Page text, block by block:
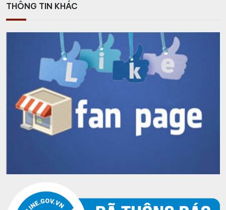
THÔNG TIN KHÁC